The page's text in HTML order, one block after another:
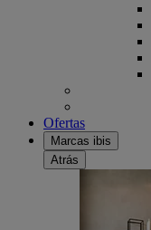
Ofertas
Marcas ibis
Atrás